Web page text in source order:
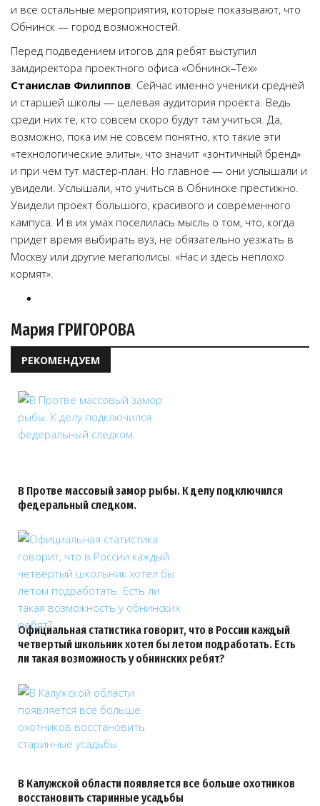
и все остальные мероприятия, которые показывают, что
Обнинск — город возможностей.
Перед подведением итогов для ребят выступил
замдиректора проектного офиса «Обнинск–Тех»
Станислав Филиппов . Сейчас именно ученики средней
и старшей школы — целевая аудитория проекта. Ведь
среди них те, кто совсем скоро будут там учиться. Да,
возможно, пока им не совсем понятно, кто такие эти
«технологические элиты», что значит «зонтичный бренд»
и при чем тут мастер-план. Но главное — они услышали и
увидели. Услышали, что учиться в Обнинске престижно.
Увидели проект большого, красивого и современного
кампуса. И в их умах поселилась мысль о том, что, когда
придет время выбирать вуз, не обязательно уезжать в
Москву или другие мегаполисы. «Нас и здесь неплохо
кормят».
Мария ГРИГОРОВА
РЕКОМЕНДУЕМ
В Протве массовый замор рыбы. К делу подключился
федеральный следком.
Официальная статистика говорит, что в России каждый
четвертый школьник хотел бы летом подработать. Есть
ли такая возможность у обнинских ребят?
В Калужской области появляется все больше охотников
восстановить старинные усадьбы